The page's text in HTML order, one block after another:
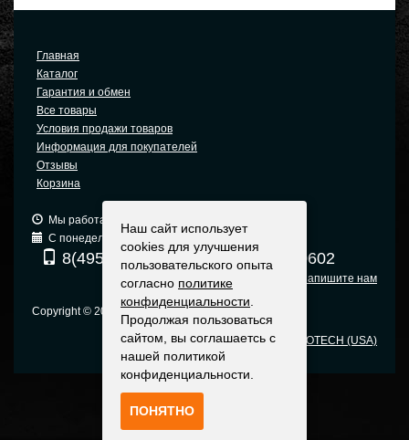
Главная
Каталог
Гарантия и обмен
Все товары
Условия продажи товаров
Информация для покупателей
Отзывы
Корзина
Мы работаем: 9:00 — 19:00 (МСК)
С понедельника по пятницу
8(495) 740-6680 8(903) 540-0602
Напишите нам
Copyright © 2005-2015 Москва
Оригинальные прицелы EOTECH (USA)
Политика конфиденциальности
Наш сайт использует
cookies для улучшения
пользовательского опыта
согласно политике
конфиденциальности
Продолжая пользоваться
сайтом, вы соглашаетсь с
нашей политикой
конфиденциальности.
ПОНЯТНО